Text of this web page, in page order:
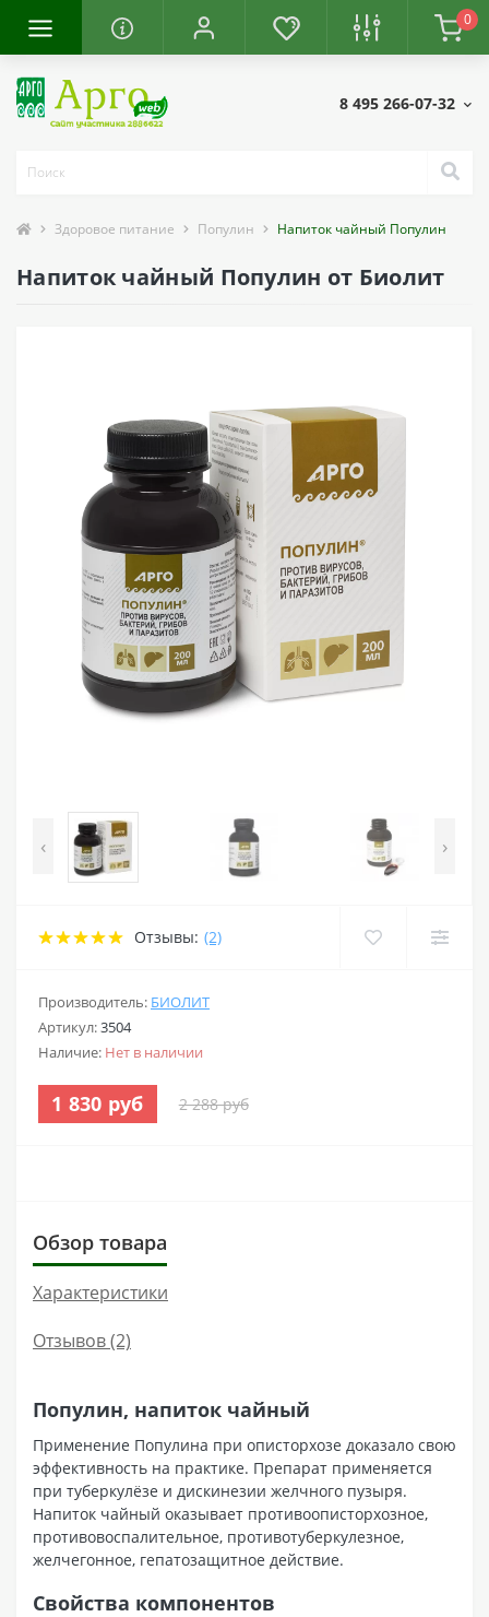
0
8 495 266-07-32
Здоровое питание Популин Напиток чайный Популин
Напиток чайный Популин от Биолит
‹ ›
Отзывы: (2)
Производитель: БИОЛИТ
Артикул:3504
Наличие: Нет в наличии
1 830 руб 2 288 руб
Обзор товара
Характеристики
Отзывов (2)
Популин, напиток чайный
Применение Популина при описторхозе доказало свою
эффективность на практике. Препарат применяется
при туберкулёзе и дискинезии желчного пузыря.
Напиток чайный оказывает противоописторхозное,
противовоспалительное, противотуберкулезное,
желчегонное, гепатозащитное действие.
Свойства компонентов